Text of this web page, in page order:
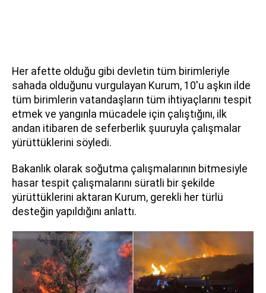
Her afette olduğu gibi devletin tüm birimleriyle
sahada olduğunu vurgulayan Kurum, 10'u aşkın ilde
tüm birimlerin vatandaşların tüm ihtiyaçlarını tespit
etmek ve yangınla mücadele için çalıştığını, ilk
andan itibaren de seferberlik şuuruyla çalışmalar
yürüttüklerini söyledi.
Bakanlık olarak soğutma çalışmalarının bitmesiyle
hasar tespit çalışmalarını süratli bir şekilde
yürüttüklerini aktaran Kurum, gerekli her türlü
desteğin yapıldığını anlattı.